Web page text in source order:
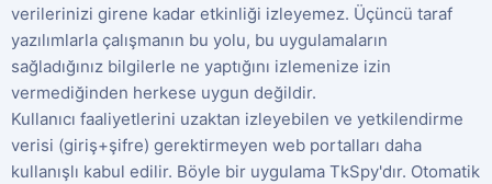
verilerinizi girene kadar etkinliği izleyemez. Üçüncü taraf
yazılımlarla çalışmanın bu yolu, bu uygulamaların
sağladığınız bilgilerle ne yaptığını izlemenize izin
vermediğinden herkese uygun değildir.
Kullanıcı faaliyetlerini uzaktan izleyebilen ve yetkilendirme
verisi (giriş+şifre) gerektirmeyen web portalları daha
kullanışlı kabul edilir. Böyle bir uygulama TkSpy'dır. Otomatik